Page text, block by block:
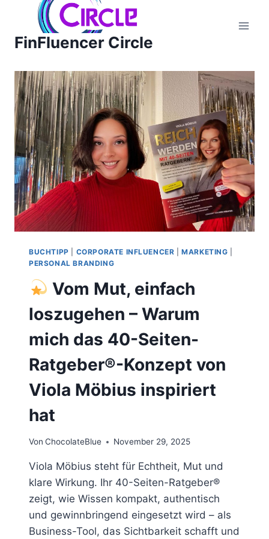
springen
FinFluencer Circle
BUCHTIPP CORPORATE INFLUENCER |MARKETING
PERSONAL BRANDING
Vom Mut, einfach
loszugehen – Warum
mich das 40-Seiten-
Ratgeber®️-Konzept von
Viola Möbius inspiriert
hat
Von ChocolateBlue November 29, 2025
Viola Möbius steht für Echtheit, Mut und
klare Wirkung. Ihr 40-Seiten-Ratgeber®️
zeigt, wie Wissen kompakt, authentisch
und gewinnbringend eingesetzt wird – als
Business-Tool, das Sichtbarkeit schafft und